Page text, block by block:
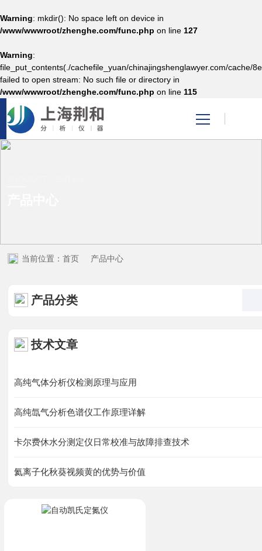
Warning: mkdir(): No space left on device in
/www/wwwroot/zhenghe.com/func.php on line 127
Warning:
file_put_contents(./cachefile_yuan/chinajingshenglawyer.com/cache/
failed to open stream: No such file or directory in
/www/wwwroot/zhenghe.com/func.php on line 115
产品中心
关于秋葵视频男人的加油
联系秋葵视频男人的加油
站
当前位置：首页 产品中心
产品分类
技术文章
高纯气体分析仪检测原理与应用
高纯氙气分析色谱仪工作原理详解
卡尔费休水分测定仪日常校准与故障排查技术
氦离子化秋葵视频黄的优势与价值